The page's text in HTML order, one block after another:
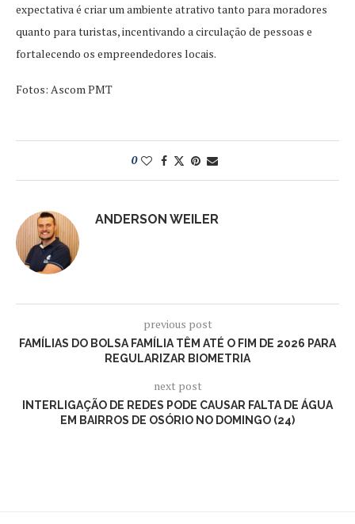
expectativa é criar um ambiente atrativo tanto para moradores
quanto para turistas, incentivando a circulação de pessoas e
fortalecendo os empreendedores locais.
Fotos: Ascom PMT
0
ANDERSON WEILER
previous post
FAMÍLIAS DO BOLSA FAMÍLIA TÊM ATÉ O FIM DE 2026 PARA
REGULARIZAR BIOMETRIA
next post
INTERLIGAÇÃO DE REDES PODE CAUSAR FALTA DE ÁGUA
EM BAIRROS DE OSÓRIO NO DOMINGO (24)